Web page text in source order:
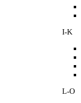
I-K
L-O